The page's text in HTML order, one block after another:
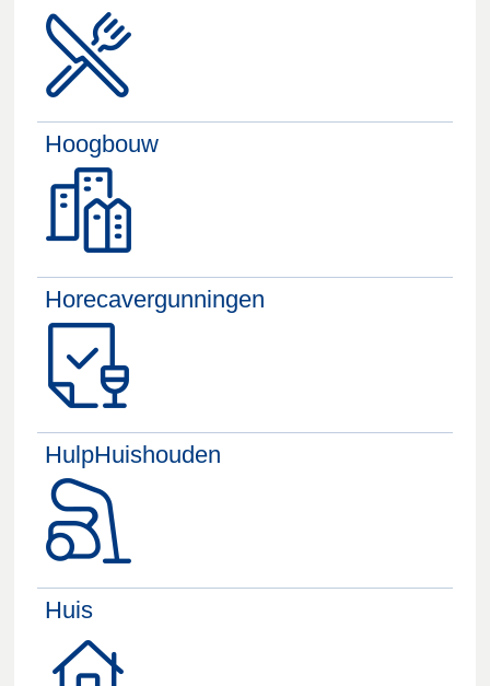
Hoogbouw
Horecavergunningen
HulpHuishouden
Huis